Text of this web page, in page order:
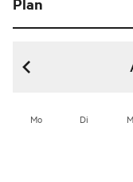
Mo Di